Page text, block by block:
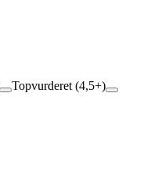
Topvurderet (4,5+)